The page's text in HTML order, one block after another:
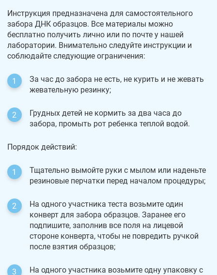
Инструкция предназначена для самостоятельного
забора ДНК образцов. Все материалы можно
бесплатно получить лично или по почте у нашей
лаборатории. Внимательно следуйте инструкции и
соблюдайте следующие ограничения:
За час до забора не есть, не курить и не жевать
жевательную резинку;
Грудных детей не кормить за два часа до
забора, промыть рот ребенка теплой водой.
Порядок действий:
Тщательно вымойте руки с мылом или наденьте
резиновые перчатки перед началом процедуры;
На одного участника теста возьмите один
конверт для забора образцов. Заранее его
подпишите, заполнив все поля на лицевой
стороне конверта, чтобы не повредить ручкой
после взятия образцов;
На одного участника возьмите одну упаковку с